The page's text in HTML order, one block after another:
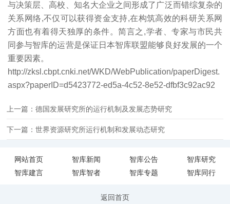
与决策层、高校、知名大企业之间形成了广泛而错综复杂的
关系网络,不仅可以获得资金支持,在构筑高效的科研关系网
方面也有着得天独厚的条件。简言之,学者、专家与市民共
同参与智库的运营是保证日本智库联盟能够良好发展的一个
重要因素。
http://zksl.cbpt.cnki.net/WKD/WebPublication/paperDigest.
aspx?paperID=d5423772-ed5a-4c52-8e52-dfbf3c92ac92
上一篇：德国发展研究所的运行机制及发展态势研究
下一篇：世界资源研究所运行机制和发展动态研究
网站首页 智库新闻 智库公告
智库研究
智库建言
智库智者 智库专题 智库同行
返回首页